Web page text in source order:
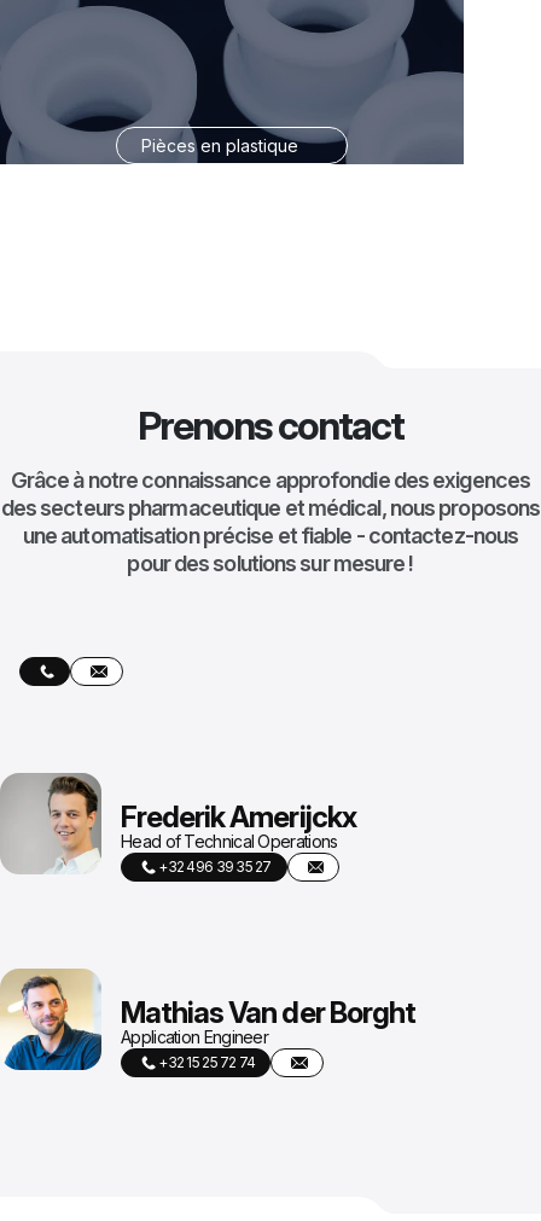
Outillage
Prenons contact
Grâce à notre connaissance approfondie des exigences
des secteurs pharmaceutique et médical, nous proposons
une automatisation précise et fiable - contactez-nous
pour des solutions sur mesure !
Frederik Amerijckx
Head of Technical Operations
+32 496 39 35 27
Mathias Van der Borght
Application Engineer
+32 15 25 72 74